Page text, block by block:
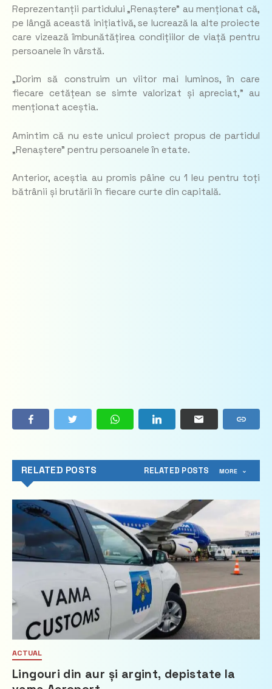
Reprezentanții partidului „Renaștere” au menționat că,
pe lângă această inițiativă, se lucrează la alte proiecte
care vizează îmbunătățirea condițiilor de viață pentru
persoanele în vârstă.
„Dorim să construim un viitor mai luminos, în care
fiecare cetățean se simte valorizat și apreciat,” au
menționat aceștia.
Amintim că nu este unicul proiect propus de partidul
„Renaștere” pentru persoanele în etate.
Anterior, aceștia au promis pâine cu 1 leu pentru toți
bătrânii și brutării în fiecare curte din capitală.
RELATED POSTS RELATED POSTS MORE
ACTUAL
Lingouri din aur și argint, depistate la